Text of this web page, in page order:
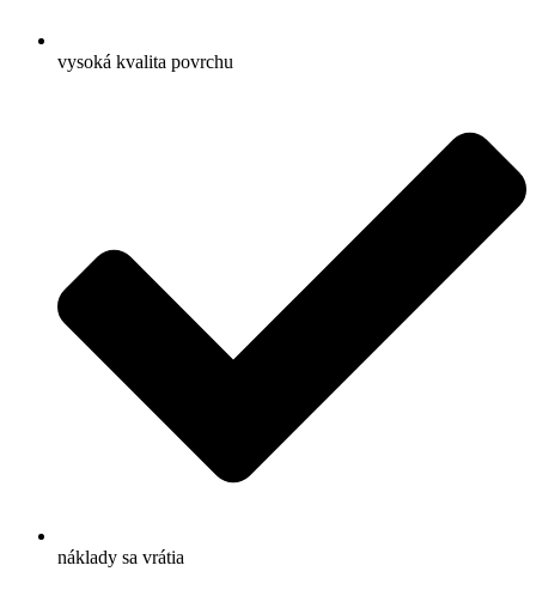
vysoká kvalita povrchu
náklady sa vrátia